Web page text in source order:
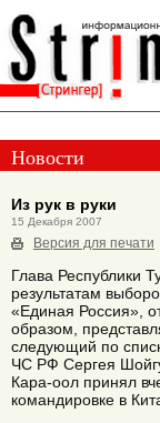
Новости
Из рук в руки
15 Декабря 2007
Версия для печати
Глава Республики
результатам
«Единая Россия»,
образом,
следующий по
ЧС РФ Сергея
Кара-оол принял
командировке в